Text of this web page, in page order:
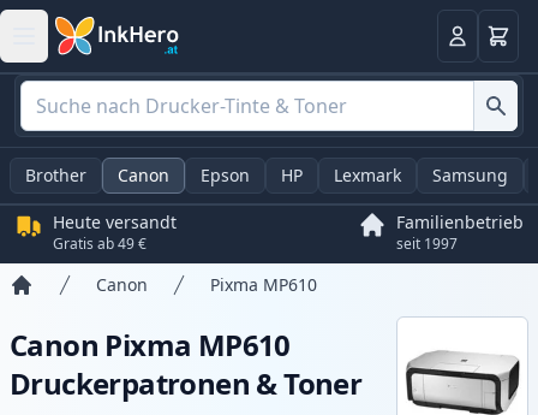
Anmelden
Brother Canon Epson HP Lexmark Samsung
Heute versandt
Gratis ab 49 €
Familienbetrieb
seit 1997
Canon Pixma MP610
Canon Pixma MP610
Druckerpatronen & Toner